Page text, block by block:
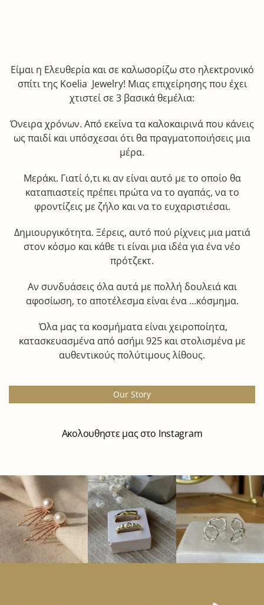
Είμαι η Ελευθερία και σε καλωσορίζω στο ηλεκτρονικό
σπίτι της Koelia Jewelry! Μιας επιχείρησης που έχει
χτιστεί σε 3 βασικά θεμέλια:
Όνειρα χρόνων. Από εκείνα τα καλοκαιρινά που κάνεις
ως παιδί και υπόσχεσαι ότι θα πραγματοποιήσεις μια
μέρα.
Μεράκι. Γιατί ό,τι κι αν είναι αυτό με το οποίο θα
καταπιαστείς πρέπει πρώτα να το αγαπάς, να το
φροντίζεις με ζήλο και να το ευχαριστιέσαι.
Δημιουργικότητα. Ξέρεις, αυτό πού ρίχνεις μια ματιά
στον κόσμο και κάθε τι είναι μια ιδέα για ένα νέο
πρότζεκτ.
Αν συνδυάσεις όλα αυτά με πολλή δουλειά και
αφοσίωση, το αποτέλεσμα είναι ένα …κόσμημα.
Όλα μας τα κοσμήματα είναι χειροποίητα,
κατασκευασμένα από ασήμι 925 και στολισμένα με
αυθεντικούς πολύτιμους λίθους.
Our Story
Ακολουθηστε μας στο Instagram